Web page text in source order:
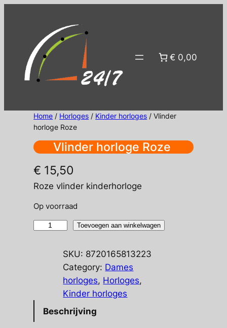
€ 0,00
Home / Horloges / Kinder horloges / Vlinder
horloge Roze
Vlinder horloge Roze
€ 15,50
Roze vlinder kinderhorloge
Op voorraad
Vlinder
Toevoegen aan winkelwagen
SKU: 8720165813223
Category: Dames
horloges, Horloges
Kinder horloges
Beschrijving